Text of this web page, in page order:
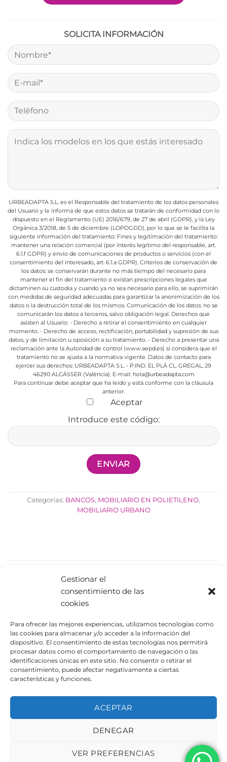
Gestionar el
consentimiento de las
cookies
Para ofrecer las mejores experiencias, utilizamos tecnologías como
las cookies para almacenar y/o acceder a la información del
dispositivo. El consentimiento de estas tecnologías nos permitirá
procesar datos como el comportamiento de navegación o las
identificaciones únicas en este sitio. No consentir o retirar el
consentimiento, puede afectar negativamente a ciertas
características y funciones.
ACEPTAR
DENEGAR
VER PREFERENCIAS
SOLICITA INFORMACIÓN
URBEADAPTA S.L. es el Responsable del tratamiento de los datos personales
del Usuario y le informa de que estos datos se tratarán de conformidad con lo
dispuesto en el Reglamento (UE) 2016/679, de 27 de abril (GDPR), y la Ley
Orgánica 3/2018, de 5 de diciembre (LOPDGDD), por lo que se le facilita la
siguiente información del tratamiento:Fines y legitimación del tratamiento:
mantener una relación comercial (por interés legítimo del responsable, art.
6.1.f GDPR) y envío de comunicaciones de productos o servicios (con el
consentimiento del interesado, art. 6.1.a GDPR). Criterios de conservación de
los datos: se conservarán durante no más tiempo del necesario para
mantener el fin del tratamiento o existan prescripciones legales que
dictaminen su custodia y cuando ya no sea necesario para ello, se suprimirán
con medidas de seguridad adecuadas para garantizar la anonimización de los
datos o la destrucción total de los mismos. Comunicación de los datos: no se
comunicarán los datos a terceros, salvo obligación legal. Derechos que
asisten al Usuario: - Derecho a retirar el consentimiento en cualquier
momento. - Derecho de acceso, rectificación, portabilidad y supresión de sus
datos, y de limitación u oposición a su tratamiento. - Derecho a presentar una
reclamación ante la Autoridad de control (www.aepd.es) si considera que el
tratamiento no se ajusta a la normativa vigente. Datos de contacto para
ejercer sus derechos: URBEADAPTA S.L. - P.IND. EL PLÁ CL. GREGAL, 29
46290 ALCÁSSER (València). E-mail: hola@urbeadapta.com
Para continuar debe aceptar que ha leído y está conforme con la cláusula
anterior.
Aceptar
Introduce este código:
Categorías: BANCOS, MOBILIARIO EN POLIETILENO,
MOBILIARIO URBANO